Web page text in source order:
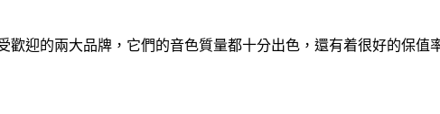
迎的兩大品牌，它們的音色質量都十分出色，還有着很好的保值